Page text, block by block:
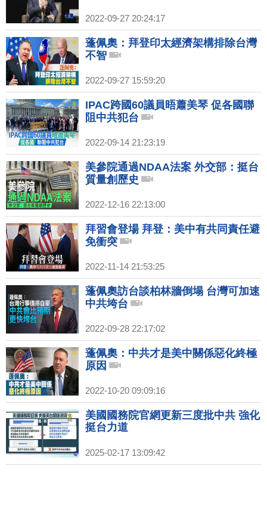
2022-09-27 20:24:17
蓬佩奧：拜登印太經濟架構排除台灣
不智
2022-09-27 15:59:20
IPAC跨國60議員晤蕭美琴 促各國聯
阻中共犯台
2022-09-14 21:23:19
美參院通過NDAA法案 外交部：挺台
質量創歷史
2022-12-16 22:13:00
拜習會登場 拜登：美中有共同責任避
免衝突
2022-11-14 21:53:25
蓬佩奧訪台談柏林牆倒塌 台灣可加速
中共垮台
2022-09-28 22:17:02
蓬佩奧：中共才是美中關係惡化終極
原因
2022-10-20 09:09:16
美國國務院官網更新三度批中共 強化
挺台力道
2025-02-17 13:09:42